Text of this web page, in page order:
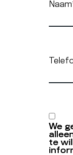
Naam
We
te